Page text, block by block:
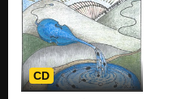
Murka
Der Šenster Gob + Dála
Cigany Himnusz
Der Šenster Gob + Dála
CD